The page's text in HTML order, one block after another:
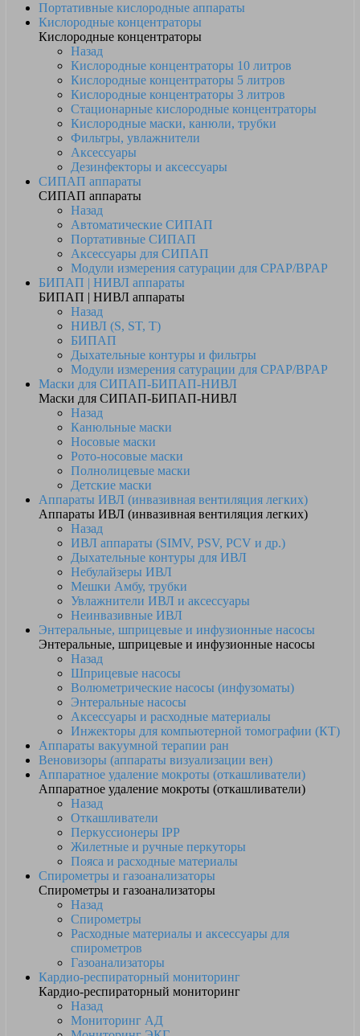
Портативные кислородные аппараты
Кислородные концентраторы
Кислородные концентраторы
Назад
Кислородные концентраторы 10 литров
Кислородные концентраторы 5 литров
Кислородные концентраторы 3 литров
Стационарные кислородные концентраторы
Кислородные маски, канюли, трубки
Фильтры, увлажнители
Аксессуары
Дезинфекторы и аксессуары
СИПАП аппараты
СИПАП аппараты
Назад
Автоматические СИПАП
Портативные СИПАП
Аксессуары для СИПАП
Модули измерения сатурации для CPAP/BPAP
БИПАП | НИВЛ аппараты
БИПАП | НИВЛ аппараты
Назад
НИВЛ (S, ST, T)
БИПАП
Дыхательные контуры и фильтры
Модули измерения сатурации для CPAP/BPAP
Маски для СИПАП-БИПАП-НИВЛ
Маски для СИПАП-БИПАП-НИВЛ
Назад
Канюльные маски
Носовые маски
Рото-носовые маски
Полнолицевые маски
Детские маски
Аппараты ИВЛ (инвазивная вентиляция легких)
Аппараты ИВЛ (инвазивная вентиляция легких)
Назад
ИВЛ аппараты (SIMV, PSV, PCV и др.)
Дыхательные контуры для ИВЛ
Небулайзеры ИВЛ
Мешки Амбу, трубки
Увлажнители ИВЛ и аксессуары
Неинвазивные ИВЛ
Энтеральные, шприцевые и инфузионные насосы
Энтеральные, шприцевые и инфузионные насосы
Назад
Шприцевые насосы
Волюметрические насосы (инфузоматы)
Энтеральные насосы
Аксессуары и расходные материалы
Инжекторы для компьютерной томографии (КТ)
Аппараты вакуумной терапии ран
Веновизоры (аппараты визуализации вен)
Аппаратное удаление мокроты (откашливатели)
Аппаратное удаление мокроты (откашливатели)
Назад
Откашливатели
Перкуссионеры IPP
Жилетные и ручные перкуторы
Пояса и расходные материалы
Спирометры и газоанализаторы
Спирометры и газоанализаторы
Назад
Спирометры
Расходные материалы и аксессуары для
спирометров
Газоанализаторы
Кардио-респираторный мониторинг
Кардио-респираторный мониторинг
Назад
Мониторинг АД